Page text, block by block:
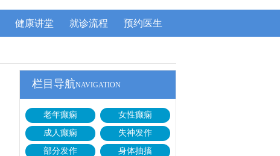
健康讲堂 就诊流程 预约医生
栏目导航NAVIGATION
老年癫痫
女性癫痫
成人癫痫
失神发作
部分发作
身体抽搐